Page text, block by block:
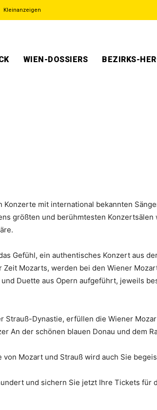
Kleinanzeigen
WIEN-DOSSIERS BEZIRKS-
Konzerte mit international bekannten
größten und berühmtesten
Gefühl, ein authentisches Konzert aus
Zeit Mozarts, werden bei den Wiener
Duette aus Opern aufgeführt, jeweils
Strauß-Dynastie, erfüllen die Wiener
An der schönen blauen Donau und dem
Mozart und Strauß wird auch Sie
und sichern Sie jetzt Ihre Tickets